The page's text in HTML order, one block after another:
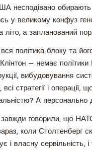
несподівано
ось у великому конфуз
літо, а запланований
політика блоку та
— немає
вибудовування
стратегії і
А персонально
говорили, що
коли
і власну